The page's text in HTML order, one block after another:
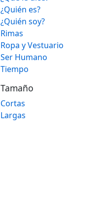
¿Quién es?
¿Quién soy?
Rimas
Ropa y Vestuario
Ser Humano
Tiempo
Tamaño
Cortas
Largas